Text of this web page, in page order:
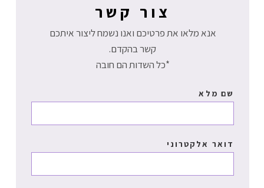
צור קשר
אנא מלאו את פרטיכם ואנו נשמח ליצור איתכם
קשר בהקדם.
*כל השדות הם חובה
שם מלא
דואר אלקטרוני